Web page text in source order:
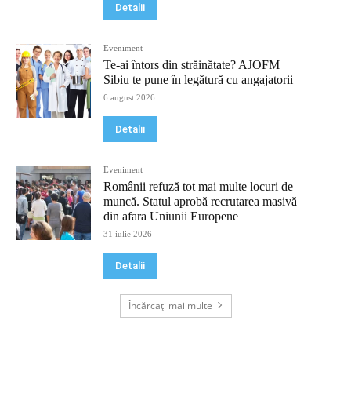
Detalii
Eveniment
Te-ai întors din străinătate? AJOFM
Sibiu te pune în legătură cu angajatorii
6 august 2026
Detalii
Eveniment
Românii refuză tot mai multe locuri de
muncă. Statul aprobă recrutarea masivă
din afara Uniunii Europene
31 iulie 2026
Detalii
Încărcați mai multe